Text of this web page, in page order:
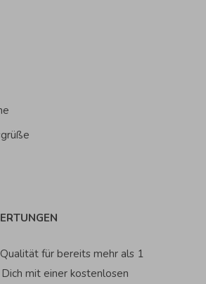
für bereits mehr als 1
mit einer kostenlosen